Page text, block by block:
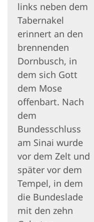
links neben dem
Tabernakel
erinnert an den
brennenden
Dornbusch, in
dem sich Gott
dem Mose
offenbart. Nach
dem
Bundesschluss
am Sinai wurde
vor dem Zelt und
später vor dem
Tempel, in dem
die Bundeslade
mit den zehn